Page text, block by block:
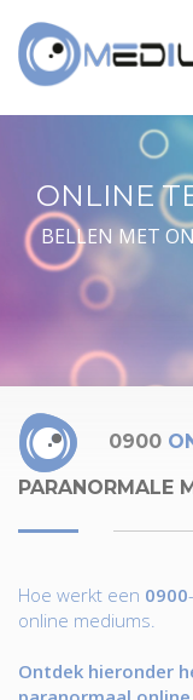
ONLINE
BELLEN MET
0900
PARANORMALE
Hoe werkt een 0900
online mediums.
Ontdek hieronder